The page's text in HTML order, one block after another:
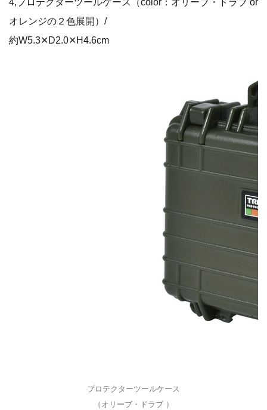
オレンジの２色展開）/
約W5.3✕D2.0✕H4.6cm
プロテクターツールケース
（オリーブ・ドラブ ）